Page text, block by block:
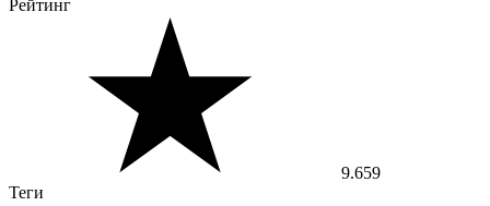
Рейтинг
9.659
Теги